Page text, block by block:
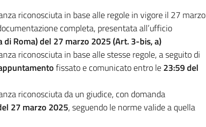
riconosciuta in base alle regole in vigore il 27 marzo
completa, presentata all’ufficio
Roma) del 27 marzo 2025 (Art. 3-bis, a)
riconosciuta in base alle stesse regole, a seguito di
fissato e comunicato entro le23:59 del
riconosciuta da un giudice, con domanda
27 marzo 2025, seguendo le norme valide a quella